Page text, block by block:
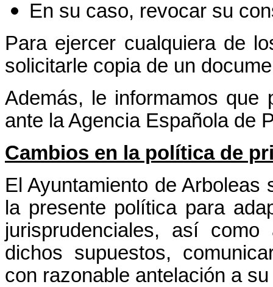
En su caso, revocar su
Para ejercer cualquiera de
solicitarle copia de un
Además, le informamos que
ante la Agencia Española de
Cambios en la política de
El Ayuntamiento de
la presente política para
jurisprudenciales, así
dichos supuestos,
con razonable antelación a